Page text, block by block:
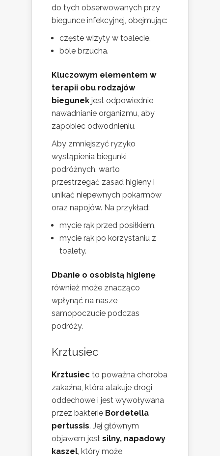
do tych obserwowanych przy
biegunce infekcyjnej, obejmując:
częste wizyty w toalecie,
bóle brzucha.
Kluczowym elementem w
terapii obu rodzajów
biegunek jest odpowiednie
nawadnianie organizmu, aby
zapobiec odwodnieniu.
Aby zmniejszyć ryzyko
wystąpienia biegunki
podróżnych, warto
przestrzegać zasad higieny i
unikać niepewnych pokarmów
oraz napojów. Na przykład:
mycie rąk przed posiłkiem,
mycie rąk po korzystaniu z
toalety.
Dbanie o osobistą higienę
również może znacząco
wpłynąć na nasze
samopoczucie podczas
podróży.
Krztusiec
Krztusiec to poważna choroba
zakaźna, która atakuje drogi
oddechowe i jest wywoływana
przez bakterie Bordetella
pertussis. Jej głównym
objawem jest silny, napadowy
kaszel , który może